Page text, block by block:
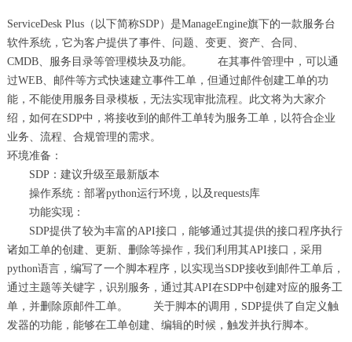
ServiceDesk Plus（以下简称SDP）是ManageEngine旗下的一款服务台
软件系统，它为客户提供了事件、问题、变更、资产、合同、
CMDB、服务目录等管理模块及功能。 在其事件管理中，可以通
过WEB、邮件等方式快速建立事件工单，但通过邮件创建工单的功
能，不能使用服务目录模板，无法实现审批流程。此文将为大家介
绍，如何在SDP中，将接收到的邮件工单转为服务工单，以符合企业
业务、流程、合规管理的需求。
环境准备：
SDP：建议升级至最新版本
操作系统：部署python运行环境，以及requests库
功能实现：
SDP提供了较为丰富的API接口，能够通过其提供的接口程序执行
诸如工单的创建、更新、删除等操作，我们利用其API接口，采用
python语言，编写了一个脚本程序，以实现当SDP接收到邮件工单后，
通过主题等关键字，识别服务，通过其API在SDP中创建对应的服务工
单，并删除原邮件工单。 关于脚本的调用，SDP提供了自定义触
发器的功能，能够在工单创建、编辑的时候，触发并执行脚本。